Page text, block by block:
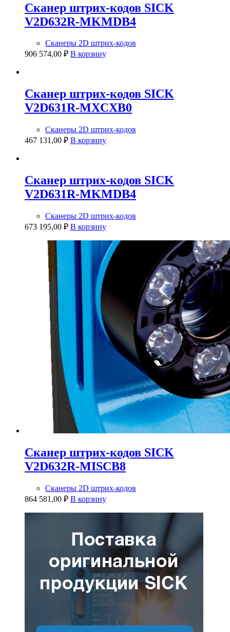
Сканер штрих-кодов SICK
V2D632R-MKMDB4
Сканеры 2D штрих-кодов
906 574,00 ₽ В корзину
Сканер штрих-кодов SICK
V2D631R-MXCXB0
Сканеры 2D штрих-кодов
467 131,00 ₽ В корзину
Сканер штрих-кодов SICK
V2D631R-MKMDB4
Сканеры 2D штрих-кодов
673 195,00 ₽ В корзину
Сканер штрих-кодов SICK
V2D632R-MISCB8
Сканеры 2D штрих-кодов
864 581,00 ₽ В корзину